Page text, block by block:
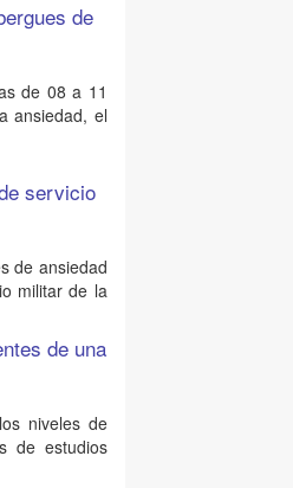
de
de 08 a 11
ansiedad, el
servicio
de ansiedad
militar de la
de una
niveles de
de estudios